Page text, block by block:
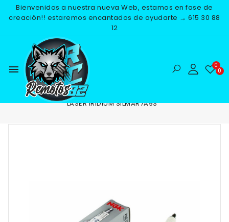
Bienvenidos a nuestra nueva Web, estamos en fase de
creación!! estaremos encantados de ayudarte → 615 30 88
12
menu
Inicio RECAMBIOS
LASER IRIDIUM SILMAR7A9S